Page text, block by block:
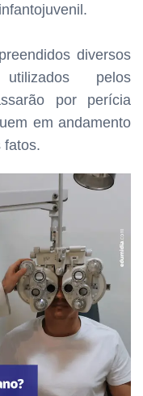
diversos
utilizados pelos
por perícia
em andamento
fatos.